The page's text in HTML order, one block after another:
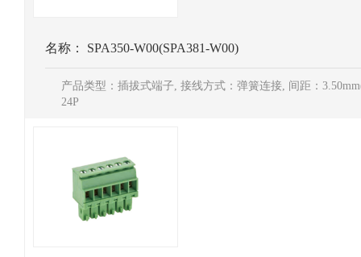
名称： SPA350-W00(SPA381-W00)
产品类型：插拔式端子, 接线方式：弹簧连接, 间距：
24P